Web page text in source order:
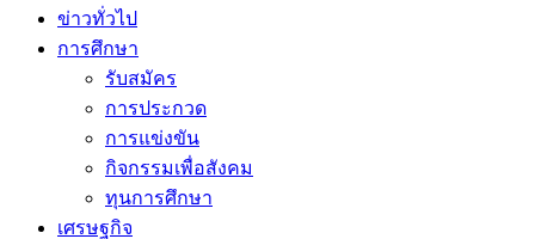
ข่าวทั่วไป
การศึกษา
รับสมัคร
การประกวด
การแข่งขัน
กิจกรรมเพื่อสังคม
ทุนการศึกษา
เศรษฐกิจ